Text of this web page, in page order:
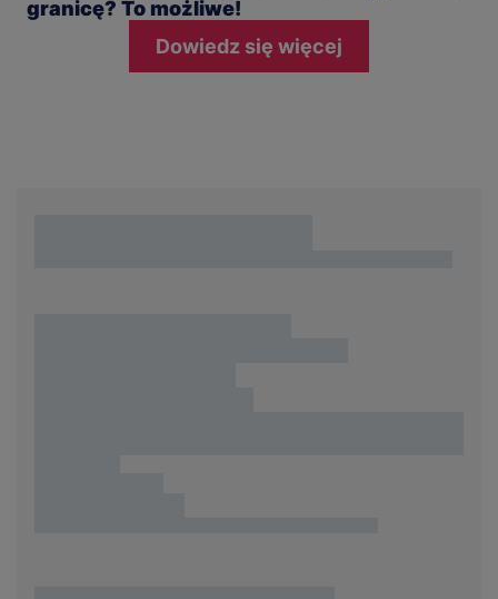
granicę? To możliwe!
Dowiedz się więcej